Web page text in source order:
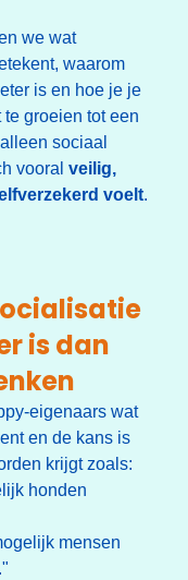
we wat
waarom
is en hoe je je
groeien tot een
sociaal
vooral veilig,
voelt.
is dan
eigenaars wat
en de kans is
krijgt zoals:
honden
mensen